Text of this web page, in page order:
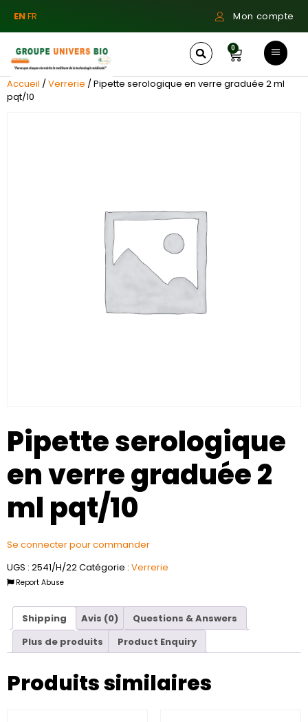
ENFR Mon compte
0
Accueil /Verrerie / Pipette serologique en verre graduée 2 ml
pqt/10
Pipette serologique
en verre graduée 2
ml pqt/10
Se connecter pour commander
UGS : 2541/H/22Catégorie : Verrerie
Report Abuse
Shipping Avis (0)
Questions & Answers
Plus de produits
Product Enquiry
Produits similaires